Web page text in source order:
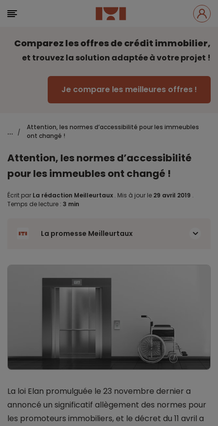
Comparez les offres de crédit immobilier,
et trouvez la solution adaptée à votre projet !
Je compare les meilleures offres !
... /
Attention, les normes d’accessibilité pour les immeubles
ont changé !
Attention, les normes d’accessibilité
pour les immeubles ont changé !
Écrit par La rédaction Meilleurtaux . Mis à jour le 29 avril 2019 .
Temps de lecture : 3 min
La promesse Meilleurtaux
La loi Elan promulguée le 23 novembre dernier a
annoncé un significatif allègement des normes pour
les promoteurs immobiliers, et le décret du 11 avril a